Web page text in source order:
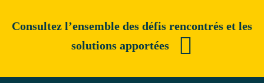
Consultez l’ensemble des défis rencontrés et les
solutions apportées